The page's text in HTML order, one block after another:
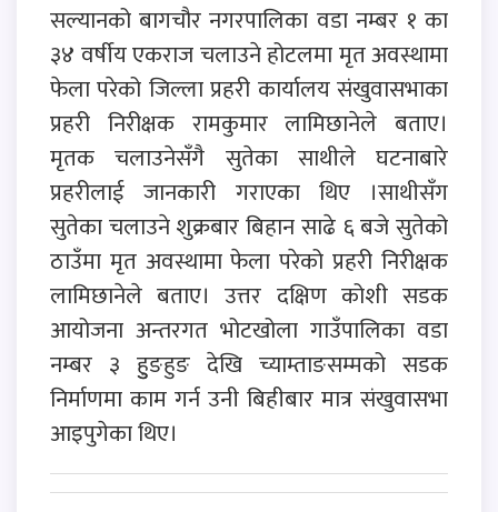
सल्यानको बागचौर नगरपालिका वडा नम्बर १ का
३४ वर्षीय एकराज चलाउने होटलमा मृत अवस्थामा
फेला परेको जिल्ला प्रहरी कार्यालय संखुवासभाका
प्रहरी निरीक्षक रामकुमार लामिछानेले बताए।
मृतक चलाउनेसँगै सुतेका साथीले घटनाबारे
प्रहरीलाई जानकारी गराएका थिए ।साथीसँग
सुतेका चलाउने शुक्रबार बिहान साढे ६ बजे सुतेको
ठाउँमा मृत अवस्थामा फेला परेको प्रहरी निरीक्षक
लामिछानेले बताए। उत्तर दक्षिण कोशी सडक
आयोजना अन्तरगत भोटखोला गाउँपालिका वडा
नम्बर ३ हुुङहुङ देखि च्याम्ताङसम्मको सडक
निर्माणमा काम गर्न उनी बिहीबार मात्र संखुवासभा
आइपुगेका थिए।